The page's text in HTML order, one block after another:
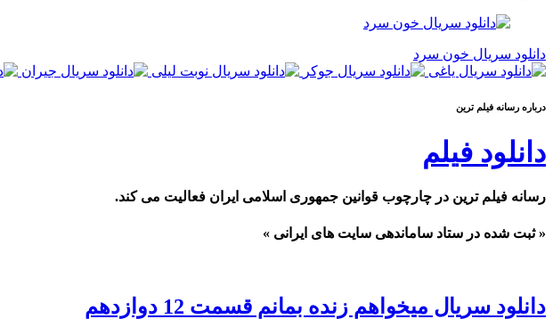
دانلود سریال خون سرد
درباره رسانه فيلم ترين
دانلود فیلم
رسانه فیلم ترین در چارچوب قوانین جمهوری اسلامی ایران فعالیت می کند.
« ثبت شده در ستاد ساماندهی سایت های ایرانی »
دانلود سریال میخواهم زنده بمانم قسمت 12 دوازدهم